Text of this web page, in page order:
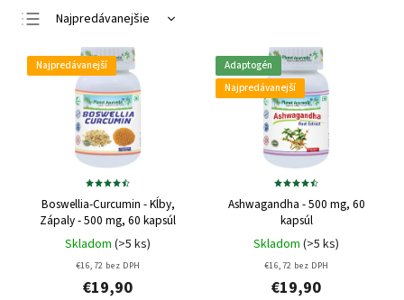
Najpredávanejšie
Najlacnejšie
Najdrahšie
Abecedne
Najpredávanejší
Boswellia-Curcumin - Kĺby,
Zápaly - 500 mg, 60 kapsúl
Skladom (>5 ks)
€16,72 bez DPH
€19,90
Adaptogén
Najpredávanejší
Ashwagandha - 500 mg, 60
kapsúl
Skladom (>5 ks)
€16,72 bez DPH
€19,90